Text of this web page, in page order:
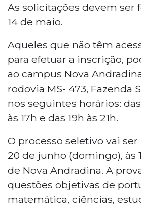
As solicitações devem ser
14 de maio.
Aqueles que não têm
para efetuar a inscrição,
ao campus Nova
rodovia MS- 473, Fazenda
nos seguintes horários: das
às 17h e das 19h às 21h.
O processo seletivo vai
20 de junho (domingo), às
de Nova Andradina. A
questões objetivas de
matemática, ciências,